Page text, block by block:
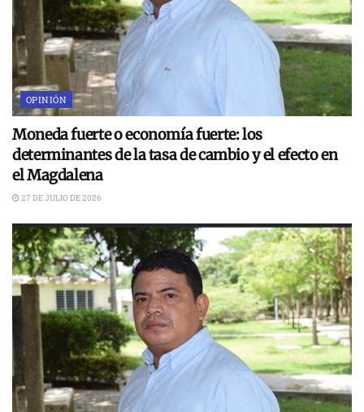
OPINIÓN
Moneda fuerte o economía fuerte: los
determinantes de la tasa de cambio y el efecto en
el Magdalena
27 DE JULIO DE 2026